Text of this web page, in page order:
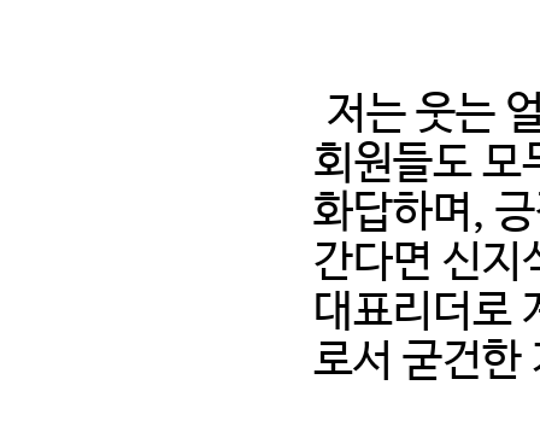
저는 웃는
회원들도 모
화답하며,
간다면 신지
대표리더로
로서 굳건한